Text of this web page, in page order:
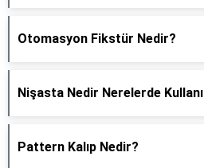
Otomasyon Fikstür Nedir?
Nişasta Nedir Nerelerde
Pattern Kalıp Nedir?